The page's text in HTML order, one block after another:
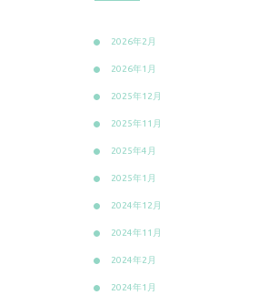
2026年2月
2026年1月
2025年12月
2025年11月
2025年4月
2025年1月
2024年12月
2024年11月
2024年2月
2024年1月